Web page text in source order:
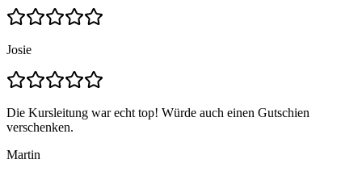
Josie
Die Kursleitung war echt top! Würde auch einen Gutschien
verschenken.
Martin